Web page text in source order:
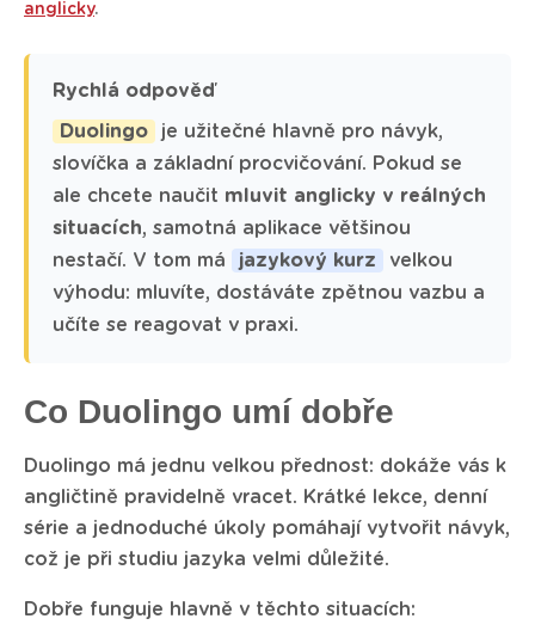
anglicky.
Rychlá odpověď
Duolingo
je užitečné hlavně pro návyk,
slovíčka a základní procvičování. Pokud se
ale chcete naučit mluvit anglicky v reálných
situacích, samotná aplikace většinou
nestačí. V tom má
jazykový kurz
velkou
výhodu: mluvíte, dostáváte zpětnou vazbu a
učíte se reagovat v praxi.
Co Duolingo umí dobře
Duolingo má jednu velkou přednost: dokáže vás k
angličtině pravidelně vracet. Krátké lekce, denní
série a jednoduché úkoly pomáhají vytvořit návyk,
což je při studiu jazyka velmi důležité.
Dobře funguje hlavně v těchto situacích: